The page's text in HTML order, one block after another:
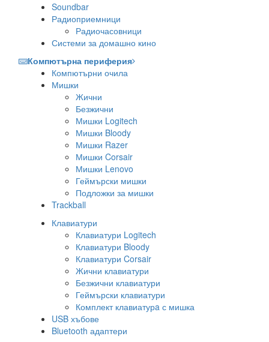
Soundbar
Радиоприемници
Радиочасовници
Системи за домашно кино
Компютърна периферия
Компютърни очила
Мишки
Жични
Безжични
Мишки Logitech
Мишки Bloody
Мишки Razer
Мишки Corsair
Мишки Lenovo
Геймърски мишки
Подложки за мишки
Trackball
Клавиатури
Клавиатури Logitech
Клавиатури Bloody
Клавиатури Corsair
Жични клавиатури
Безжични клавиатури
Геймърски клавиатури
Комплект клавиатурa с мишка
USB хъбове
Bluetooth адаптери